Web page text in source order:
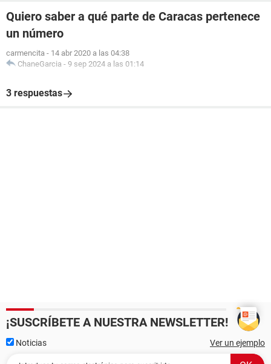
Quiero saber a qué parte de Caracas pertenece
un número
carmencita - 14 abr 2020 a las 04:38
ChaneGarcia - 9 sep 2024 a las 01:14
3 respuestas
¡SUSCRÍBETE A NUESTRA NEWSLETTER!
Noticias Ver un ejemplo